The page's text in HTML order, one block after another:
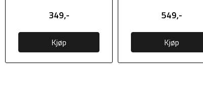
349,-
Kjøp
549,-
Kjøp